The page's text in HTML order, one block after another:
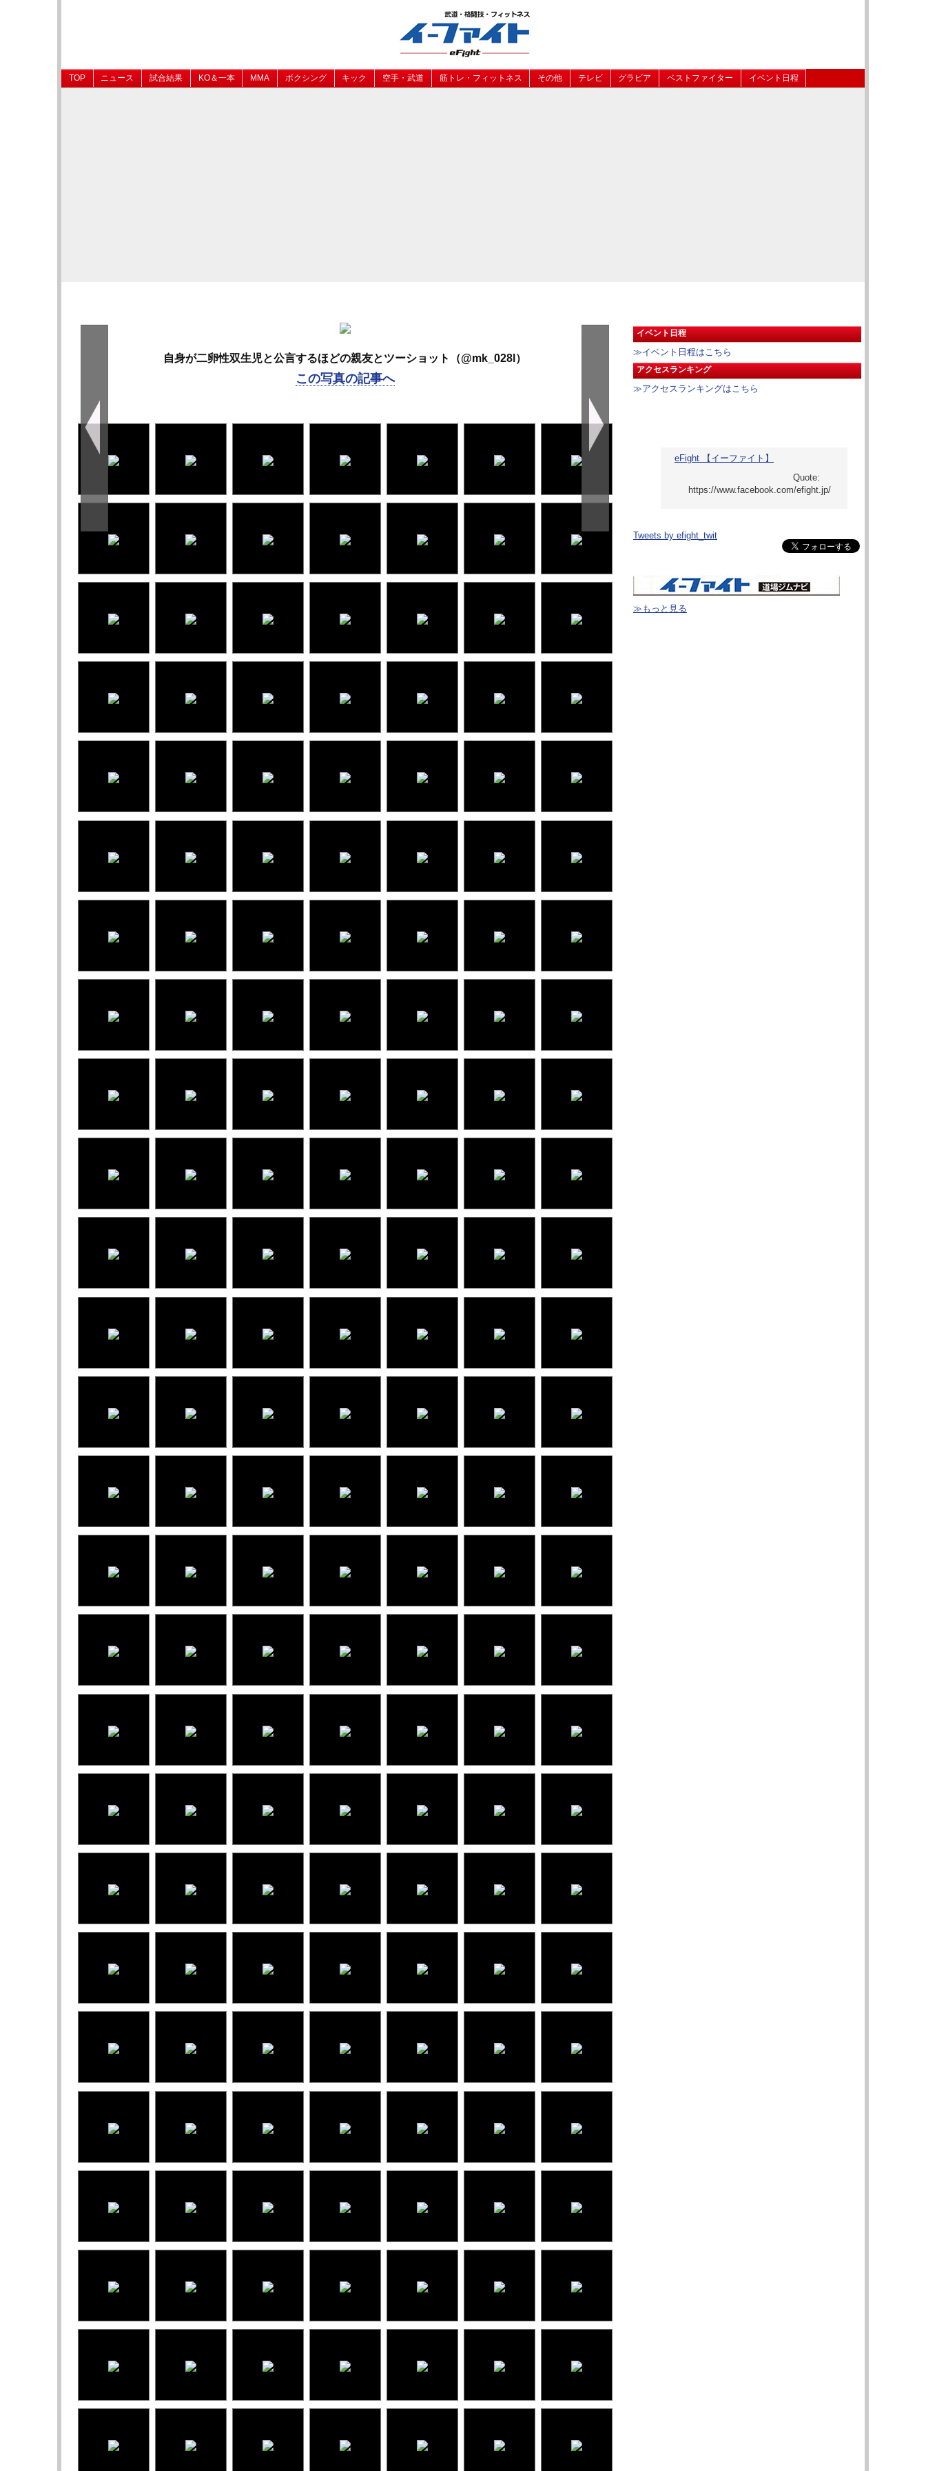
TOP ニュース 試合結果 KO＆一本 MMA ボクシング キック 空手・武道 筋トレ・フィットネス その他 テレビ グラビア ベストファイター イベント日程
自身が二卵性双生児と公言するほどの親友とツーショット（@mk_028l）
この写真の記事へ
イベント日程
≫イベント日程はこちら
アクセスランキング
≫アクセスランキングはこちら
eFight 【イーファイト】
Tweets by efight_twit
≫もっと見る